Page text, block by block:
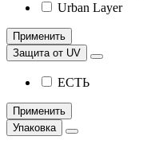
Urban Layer
Применить
Защита от UV
ЕСТЬ
Применить
Упаковка